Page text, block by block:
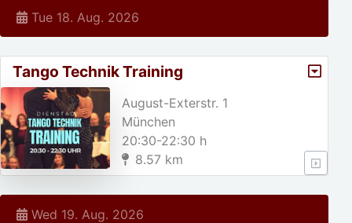
Tue 18. Aug. 2026
Tango Technik Training
August-Exterstr. 1
München
20:30-22:30 h
8.57 km
Wed 19. Aug. 2026